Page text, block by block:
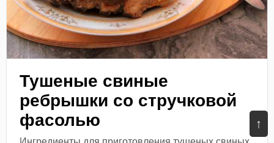
↑
Тушеные свиные
ребрышки со стручковой
фасолью